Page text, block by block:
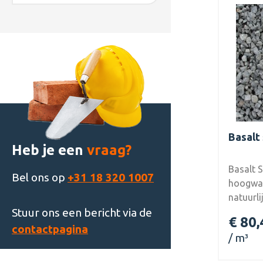
Heb je een vraag?
Bel ons op +31 18 320 1007
Stuur ons een bericht via de
contactpagina
korrel
en egaal
kleur
kg.
Basalt
Basalt
€
m³